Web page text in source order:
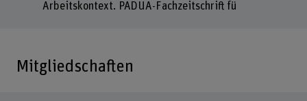
Arbeitskontext. PADUA-Fachzeitschrift fü
Mitgliedschaften